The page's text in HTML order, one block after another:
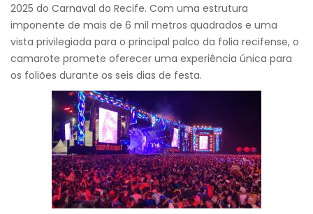
2025 do Carnaval do Recife. Com uma estrutura
imponente de mais de 6 mil metros quadrados e uma
vista privilegiada para o principal palco da folia recifense, o
camarote promete oferecer uma experiência única para
os foliões durante os seis dias de festa.